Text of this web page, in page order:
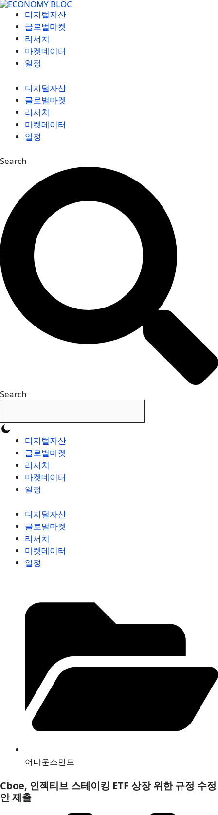
컨
디지털자산
글로벌마켓
리서치
마켓데이터
일정
디지털자산
글로벌마켓
리서치
마켓데이터
일정
Search
Search
디지털자산
글로벌마켓
리서치
마켓데이터
일정
디지털자산
글로벌마켓
리서치
마켓데이터
일정
어나운스먼트
Cboe, 인젝티브 스테이킹 ETF 상장 위한 규정 수정
안 제출